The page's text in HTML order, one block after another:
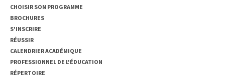
CHOISIR SON PROGRAMME
BROCHURES
S'INSCRIRE
RÉUSSIR
CALENDRIER ACADÉMIQUE
PROFESSIONNEL DE L'ÉDUCATION
RÉPERTOIRE